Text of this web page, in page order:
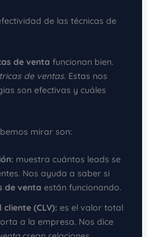
de las técnicas de
de venta funcionan bien.
de ventas. Estas nos
son efectivas y cuáles
mirar son:
muestra cuántos leads se
Nos ayuda a saber si
de venta están funcionando.
(CLV): es el valor total
a la empresa. Nos dice